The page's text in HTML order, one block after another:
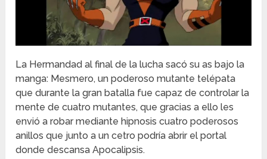
La Hermandad al final de la lucha sacó su as bajo la
manga: Mesmero, un poderoso mutante telépata
que durante la gran batalla fue capaz de controlar la
mente de cuatro mutantes, que gracias a ello les
envió a robar mediante hipnosis cuatro poderosos
anillos que junto a un cetro podría abrir el portal
donde descansa Apocalipsis.